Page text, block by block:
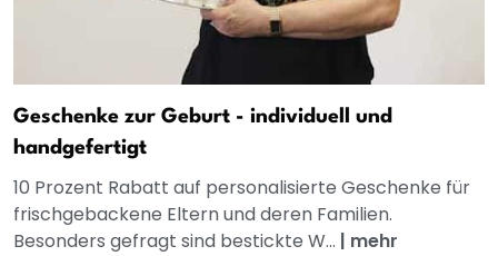
Geschenke zur Geburt - individuell und
handgefertigt
10 Prozent Rabatt auf personalisierte Geschenke für
frischgebackene Eltern und deren Familien.
Besonders gefragt sind bestickte W... | mehr